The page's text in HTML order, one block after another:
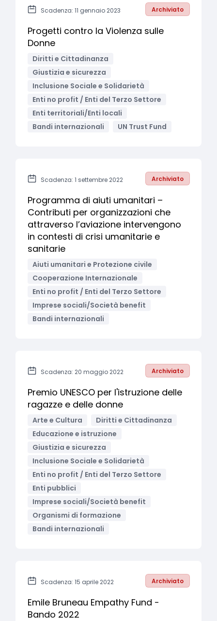
Scadenza: 11 gennaio 2023 Archiviato
Progetti contro la Violenza sulle
Donne
Diritti e Cittadinanza
Giustizia e sicurezza
Inclusione Sociale e Solidarietà
Enti no profit / Enti del Terzo Settore
Enti territoriali/Enti locali
Bandi internazionali
UN Trust Fund
Scadenza: 1 settembre 2022 Archiviato
Programma di aiuti umanitari –
Contributi per organizzazioni che
attraverso l’aviazione intervengono
in contesti di crisi umanitarie e
sanitarie
Aiuti umanitari e Protezione civile
Cooperazione Internazionale
Enti no profit / Enti del Terzo Settore
Imprese sociali/Società benefit
Bandi internazionali
Scadenza: 20 maggio 2022 Archiviato
Premio UNESCO per l'istruzione delle
ragazze e delle donne
Arte e Cultura
Diritti e Cittadinanza
Educazione e istruzione
Giustizia e sicurezza
Inclusione Sociale e Solidarietà
Enti no profit / Enti del Terzo Settore
Enti pubblici
Imprese sociali/Società benefit
Organismi di formazione
Bandi internazionali
Scadenza: 15 aprile 2022 Archiviato
Emile Bruneau Empathy Fund -
Bando 2022